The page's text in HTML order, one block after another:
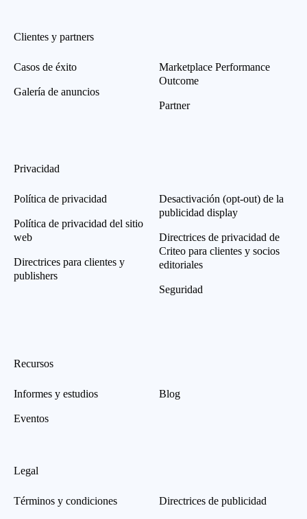
Clientes y partners
Casos de éxito
Galería de anuncios
Marketplace Performance
Outcome
Partner
Privacidad
Política de privacidad
Política de privacidad del sitio
web
Directrices para clientes y
publishers
Desactivación (opt-out) de la
publicidad display
Directrices de privacidad de
Criteo para clientes y socios
editoriales
Seguridad
Recursos
Informes y estudios
Eventos
Blog
Legal
Términos y condiciones Directrices de publicidad